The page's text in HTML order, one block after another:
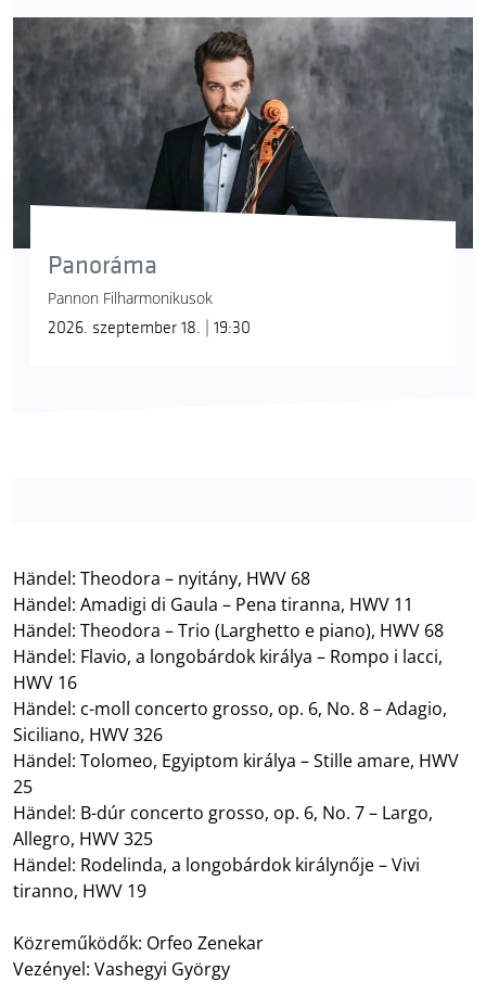
Panoráma
Pannon Filharmonikusok
2026. szeptember 18. | 19:30
Händel: Theodora – nyitány, HWV 68
Händel: Amadigi di Gaula – Pena tiranna, HWV 11
Händel: Theodora – Trio (Larghetto e piano), HWV 68
Händel: Flavio, a longobárdok királya – Rompo i lacci,
HWV 16
Händel: c-moll concerto grosso, op. 6, No. 8 – Adagio,
Siciliano, HWV 326
Händel: Tolomeo, Egyiptom királya – Stille amare, HWV
25
Händel: B-dúr concerto grosso, op. 6, No. 7 – Largo,
Allegro, HWV 325
Händel: Rodelinda, a longobárdok királynője – Vivi
tiranno, HWV 19
Közreműködők: Orfeo Zenekar
Vezényel: Vashegyi György